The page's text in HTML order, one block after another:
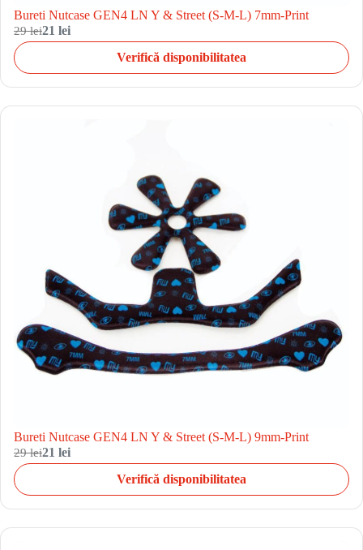
Bureti Nutcase GEN4 LN Y & Street (S-M-L) 7mm-Print
29 lei21 lei
Verifică disponibilitatea
Bureti Nutcase GEN4 LN Y & Street (S-M-L) 9mm-Print
29 lei21 lei
Verifică disponibilitatea